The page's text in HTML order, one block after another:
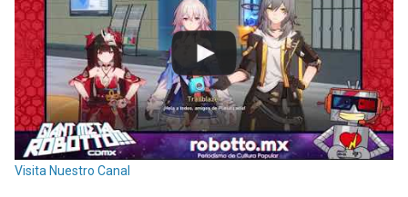
Visita Nuestro Canal